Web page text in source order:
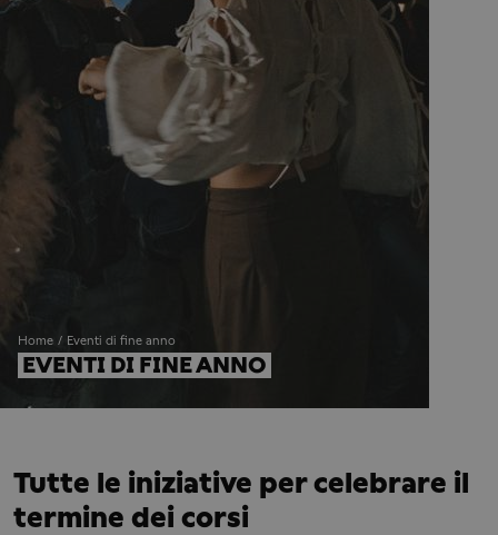
Home Eventi di fine anno
EVENTI DI FINE ANNO
Tutte le iniziative per celebrare il
termine dei corsi